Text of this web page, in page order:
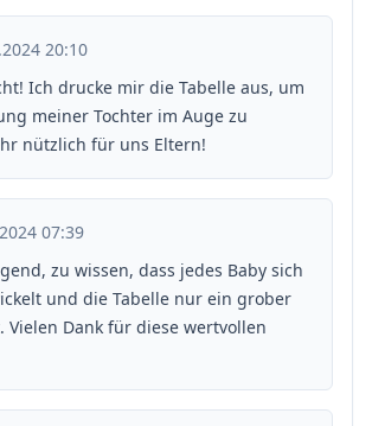
20:10
Ich drucke mir die Tabelle aus, um
meiner Tochter im Auge zu
nützlich für uns Eltern!
07:39
zu wissen, dass jedes Baby sich
und die Tabelle nur ein grober
Vielen Dank für diese wertvollen